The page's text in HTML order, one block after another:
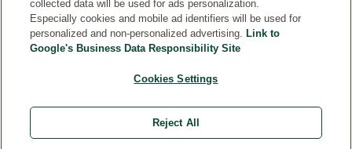
Weleda International (www.weleda.com) © Weleda 2026
collected data will be used for ads personalization.
Especially cookies and mobile ad identifiers will be used for
personalized and non-personalized advertising. Link to
Google's Business Data Responsibility Site
Cookies Settings
Reject All